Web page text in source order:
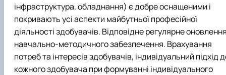
інфраструктура, обладнання) є добре оснащеними і
покривають усі аспекти майбутньої професійної
діяльності здобувачів. Відповідне регулярне
навчально-методичного забезпечення. Врахування
потреб та інтересів здобувачів, індивідуальний підхід
кожного здобувача при формуванні індивідуального